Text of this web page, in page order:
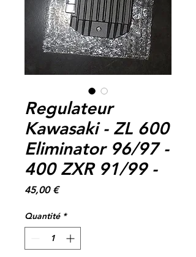
Regulateur
Kawasaki - ZL 600
Eliminator 96/97 -
400 ZXR 91/99 -
45,00 €Prix
Quantité *